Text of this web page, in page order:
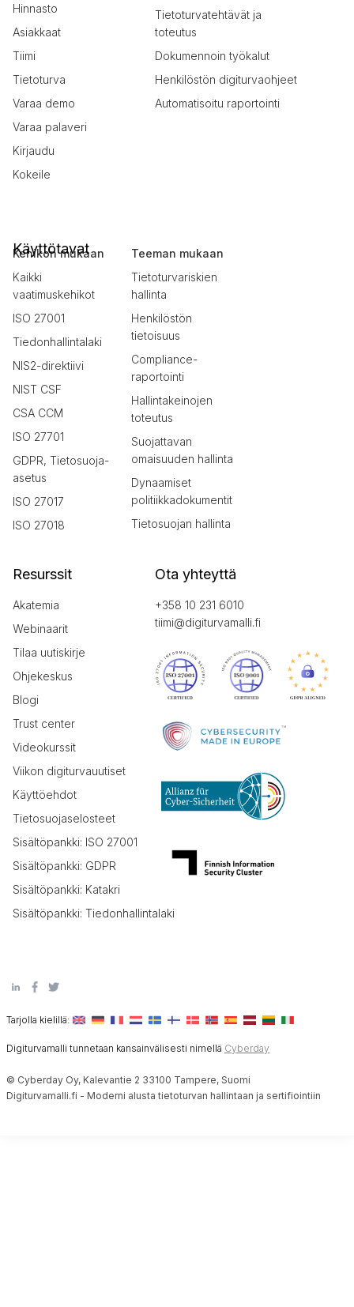
Hinnasto
Asiakkaat
Tiimi
Tietoturva
Varaa demo
Varaa palaveri
Kirjaudu
Kokeile
Tietoturvatehtävät ja
toteutus
Dokumennoin työkalut
Henkilöstön digiturvaohjeet
Automatisoitu raportointi
Käyttötavat
Kehikon mukaan
Kaikki
vaatimuskehikot
ISO 27001
Tiedonhallintalaki
NIS2-direktiivi
NIST CSF
CSA CCM
ISO 27701
GDPR, Tietosuoja-
asetus
ISO 27017
ISO 27018
Teeman mukaan
Tietoturvariskien
hallinta
Henkilöstön
tietoisuus
Compliance-
raportointi
Hallintakeinojen
toteutus
Suojattavan
omaisuuden hallinta
Dynaamiset
politiikkadokumentit
Tietosuojan hallinta
Resurssit
Akatemia
Webinaarit
Tilaa uutiskirje
Ohjekeskus
Blogi
Trust center
Videokurssit
Viikon digiturvauutiset
Käyttöehdot
Tietosuojaselosteet
Sisältöpankki: ISO 27001
Sisältöpankki: GDPR
Sisältöpankki: Katakri
Sisältöpankki: Tiedonhallintalaki
Ota yhteyttä
+358 10 231 6010
tiimi@digiturvamalli.fi
Tarjolla kielillä:
Digiturvamalli tunnetaan kansainvälisesti nimellä Cyberday
© Cyberday Oy, Kalevantie 2 33100 Tampere, Suomi
Digiturvamalli.fi - Moderni alusta tietoturvan hallintaan ja sertifiointiin